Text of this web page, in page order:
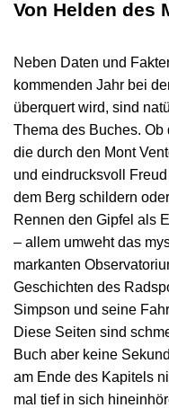
Von Helden des
Neben Daten und
kommenden Jahr bei
überquert wird, sind
Thema des Buches. Ob
die durch den Mont
und eindrucksvoll
dem Berg schildern
Rennen den Gipfel als
– allem umweht das
markanten
Geschichten des
Simpson und seine
Diese Seiten sind
Buch aber keine
am Ende des Kapitels
mal tief in sich